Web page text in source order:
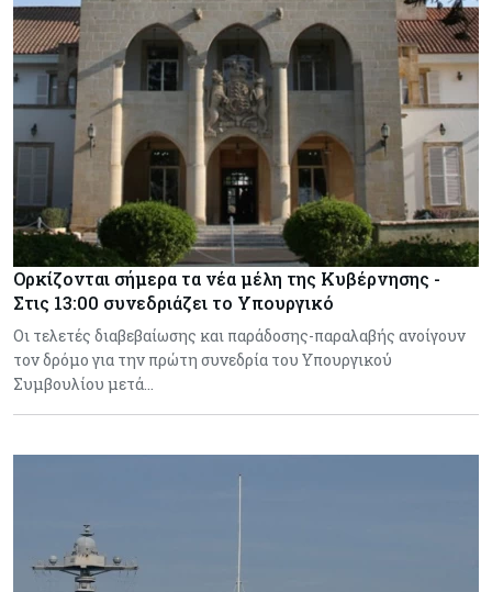
Ορκίζονται σήμερα τα νέα μέλη της Κυβέρνησης -
Στις 13:00 συνεδριάζει το Υπουργικό
Οι τελετές διαβεβαίωσης και παράδοσης-παραλαβής ανοίγουν
τον δρόμο για την πρώτη συνεδρία του Υπουργικού
Συμβουλίου μετά…